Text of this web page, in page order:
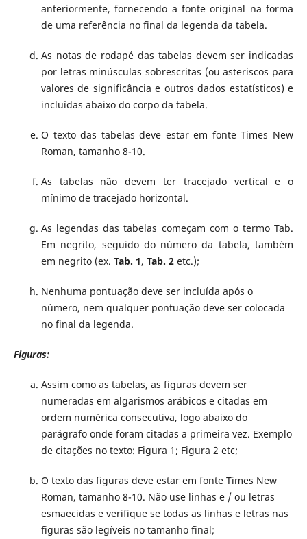
anteriormente, fornecendo a fonte original na forma
de uma referência no final da legenda da tabela.
As notas de rodapé das tabelas devem ser indicadas
por letras minúsculas sobrescritas (ou asteriscos para
valores de significância e outros dados estatísticos) e
incluídas abaixo do corpo da tabela.
O texto das tabelas deve estar em fonte Times New
Roman, tamanho 8-10.
As tabelas não devem ter tracejado vertical e o
mínimo de tracejado horizontal.
As legendas das tabelas começam com o termo Tab.
Em negrito, seguido do número da tabela, também
em negrito (ex. Tab. 1, Tab. 2etc.);
Nenhuma pontuação deve ser incluída após o
número, nem qualquer pontuação deve ser colocada
no final da legenda.
Figuras:
Assim como as tabelas, as figuras devem ser
numeradas em algarismos arábicos e citadas em
ordem numérica consecutiva, logo abaixo do
parágrafo onde foram citadas a primeira vez. Exemplo
de citações no texto: Figura 1; Figura 2 etc;
O texto das figuras deve estar em fonte Times New
Roman, tamanho 8-10. Não use linhas e / ou letras
esmaecidas e verifique se todas as linhas e letras nas
figuras são legíveis no tamanho final;